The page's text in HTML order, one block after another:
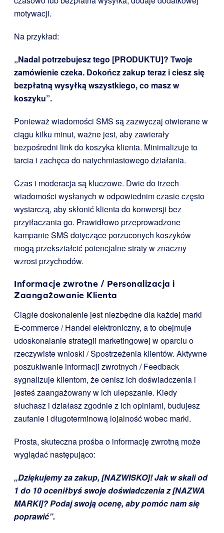
motywacji.
Na przykład:
„Nadal potrzebujesz tego [PRODUKTU]? Twoje
zamówienie czeka. Dokończ zakup teraz i ciesz się
bezpłatną wysyłką wszystkiego, co masz w
koszyku”.
Ponieważ wiadomości SMS są zazwyczaj otwierane w
ciągu kilku minut, ważne jest, aby zawierały
bezpośredni link do koszyka klienta. Minimalizuje to
tarcia i zachęca do natychmiastowego działania.
Czas i moderacja są kluczowe. Dwie do trzech
wiadomości wysłanych w odpowiednim czasie często
wystarczą, aby skłonić klienta do konwersji bez
przytłaczania go. Prawidłowo przeprowadzone
kampanie SMS dotyczące porzuconych koszyków
mogą przekształcić potencjalne straty w znaczny
wzrost przychodów.
Informacje zwrotne / Personalizacja i
Zaangażowanie Klienta
Ciągłe doskonalenie jest niezbędne dla każdej marki
E-commerce / Handel elektroniczny, a to obejmuje
udoskonalanie strategii marketingowej w oparciu o
rzeczywiste wnioski / Spostrzeżenia klientów. Aktywne
poszukiwanie informacji zwrotnych / Feedback
sygnalizuje klientom, że cenisz ich doświadczenia i
jesteś zaangażowany w ich ulepszanie. Kiedy
słuchasz i działasz zgodnie z ich opiniami, budujesz
zaufanie i długoterminową lojalność wobec marki.
Prosta, skuteczna prośba o informację zwrotną może
wyglądać następująco:
„Dziękujemy za zakup, [NAZWISKO]! Jak w skali od
1 do 10 oceniłbyś swoje doświadczenia z [NAZWA
MARKI]? Podaj swoją ocenę, aby pomóc nam się
poprawić”.